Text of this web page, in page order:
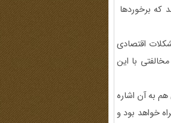
برخوردها
اقتصادی
با این
به آن اشاره
خواهد بود و